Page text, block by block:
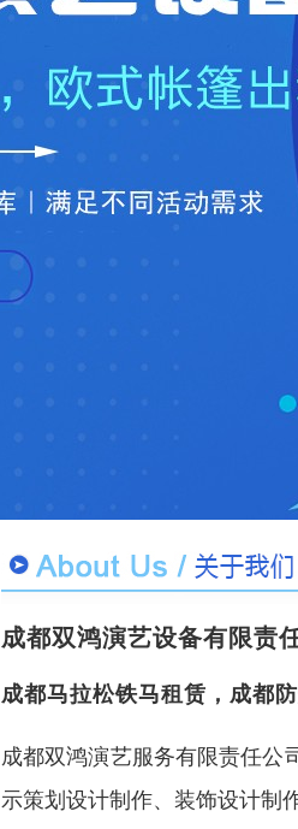
成都双鸿演艺设备有限责
成都马拉松铁马租赁，成都
成都双鸿演艺服务有限责任公
示策划设计制作、装饰设计制